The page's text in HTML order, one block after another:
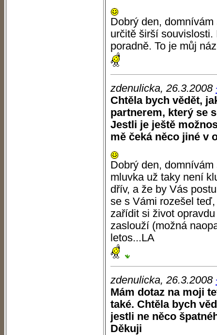
Dobrý den,
určitě širší
poradně. To je můj
zdenulicka, 26.3.2008
Chtěla bych vědět,
partnerem, který se
Jestli je ještě
mě čeká něco jiné v
Dobrý den,
mluvka už taky není
dřív, a že by Vás
se s Vámi rozešel
zařídit si život
zaslouží (možná
letos...LA
zdenulicka, 26.3.2008
Mám dotaz na moji
také. Chtěla bych
jestli ne něco
Děkuji